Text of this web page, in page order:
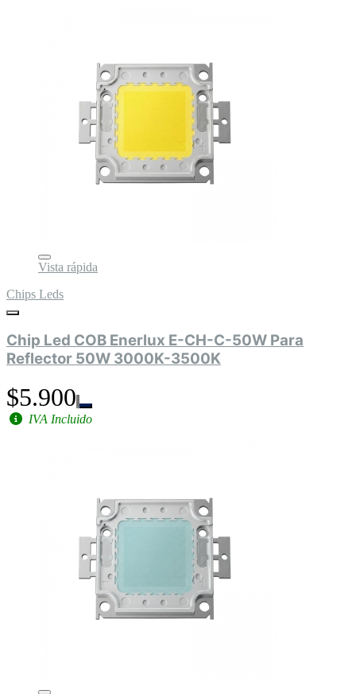
Vista rápida
Chips Leds
Chip Led COB Enerlux E-CH-C-50W Para
Reflector 50W 3000K-3500K
$5.900
IVA Incluido